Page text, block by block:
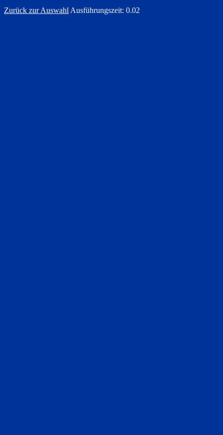
Zurück zur Auswahl Ausführungszeit: 0.02